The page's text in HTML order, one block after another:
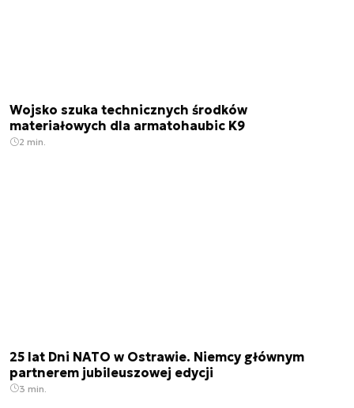
Wojsko szuka technicznych środków
materiałowych dla armatohaubic K9
2 min.
25 lat Dni NATO w Ostrawie. Niemcy głównym
partnerem jubileuszowej edycji
3 min.